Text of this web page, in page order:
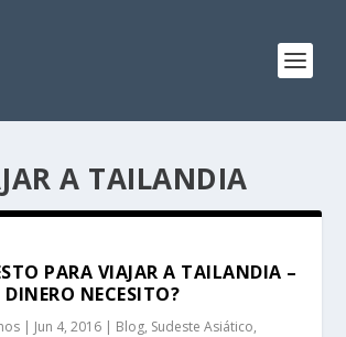
A TAILANDIA
PARA VIAJAR A TAILANDIA –
NECESITO?
| Jun 4, 2016 | Blog, Sudeste Asiático,